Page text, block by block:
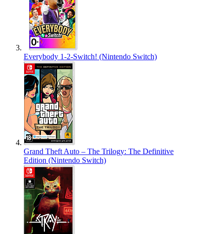
Everybody 1-2-Switch! (Nintendo Switch)
Grand Theft Auto – The Trilogy: The Definitive
Edition (Nintendo Switch)